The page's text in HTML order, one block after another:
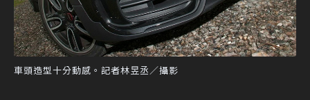
車頭造型十分動感。記者林昱丞／攝影